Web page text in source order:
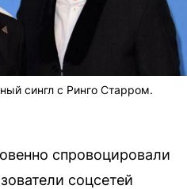
сингл с Ринго Старром.
спровоцировали
соцсетей